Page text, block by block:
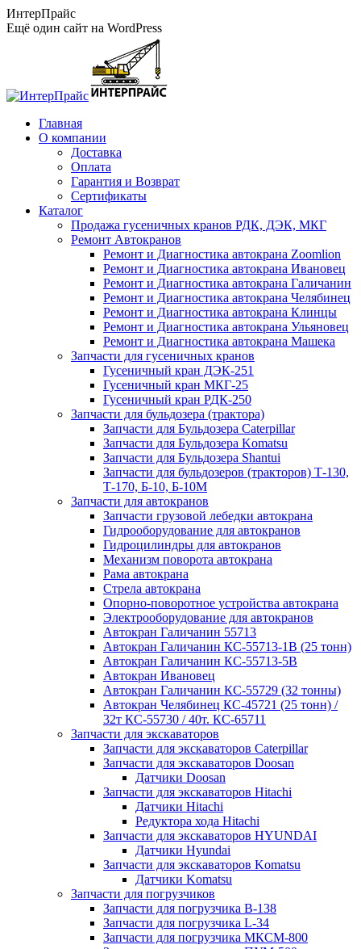
Перейти
к
ИнтерПрайс
Ещё один сайт на WordPress
Главная
О компании
Доставка
Оплата
Гарантия и Возврат
Сертификаты
Каталог
Продажа гусеничных кранов РДК, ДЭК, МКГ
Ремонт Автокранов
Ремонт и Диагностика автокрана Zoomlion
Ремонт и Диагностика автокрана Ивановец
Ремонт и Диагностика автокрана Галичанин
Ремонт и Диагностика автокрана Челябинец
Ремонт и Диагностика автокрана Клинцы
Ремонт и Диагностика автокрана Ульяновец
Ремонт и Диагностика автокрана Машека
Запчасти для гусеничных кранов
Гусеничный кран ДЭК-251
Гусеничный кран МКГ-25
Гусеничный кран РДК-250
Запчасти для бульдозера (трактора)
Запчасти для Бульдозера Caterpillar
Запчасти для Бульдозера Komatsu
Запчасти для Бульдозера Shantui
Запчасти для бульдозеров (тракторов) Т-130,
Т-170, Б-10, Б-10М
Запчасти для автокранов
Запчасти грузовой лебедки автокрана
Гидрооборудование для автокранов
Гидроцилиндры для автокранов
Механизм поворота автокрана
Рама автокрана
Стрела автокрана
Опорно-поворотное устройства автокрана
Электрооборудование для автокранов
Автокран Галичанин 55713
Автокран Галичанин КС-55713-1В (25 тонн)
Автокран Галичанин КС-55713-5В
Автокран Ивановец
Автокран Галичанин КС-55729 (32 тонны)
Автокран Челябинец КС-45721 (25 тонн) /
32т КС-55730 / 40т. КС-65711
Запчасти для экскаваторов
Запчасти для экскаваторов Caterpillar
Запчасти для экскаваторов Doosan
Датчики Doosan
Запчасти для экскаваторов Hitachi
Датчики Hitachi
Редуктора хода Hitachi
Запчасти для экскаваторов HYUNDAI
Датчики Hyundai
Запчасти для экскаваторов Komatsu
Датчики Komatsu
Запчасти для погрузчиков
Запчасти для погрузчика B-138
Запчасти для погрузчика L-34
Запчасти для погрузчика МКСМ-800